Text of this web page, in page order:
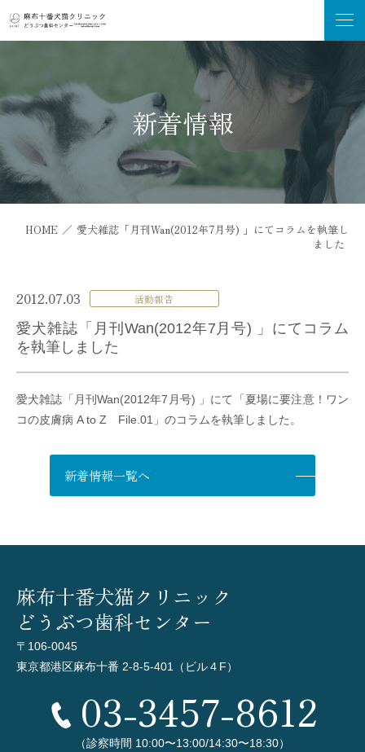
新着情報
HOME ／ 愛犬雑誌「月刊Wan(2012年7月号) 」にてコラムを執筆し
ました
2012.07.03 活動報告
愛犬雑誌「月刊Wan(2012年7月号) 」にてコラム
を執筆しました
愛犬雑誌「 月刊Wan(2012年7月号) 」にて「夏場に要注意！ワン
コの皮膚病 A to Z File.01」のコラムを執筆しました。
新着情報一覧へ
麻布十番犬猫クリニック
どうぶつ歯科センター
〒106-0045
東京都港区麻布十番 2-8-5-401（ビル４F）
03-3457-8612
（診察時間 10:00〜13:00/14:30〜18:30）